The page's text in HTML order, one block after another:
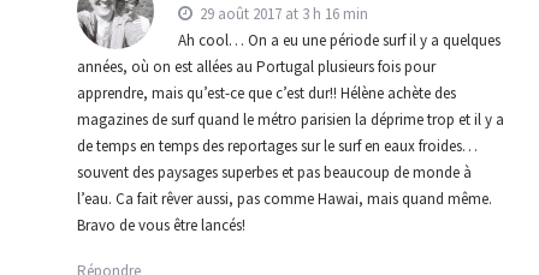
29 août 2017 at 3 h 16 min
Ah cool… On a eu une période surf il y a quelques
années, où on est allées au Portugal plusieurs fois pour
apprendre, mais qu’est-ce que c’est dur!! Hélène achète des
magazines de surf quand le métro parisien la déprime trop et il y a
de temps en temps des reportages sur le surf en eaux froides…
souvent des paysages superbes et pas beaucoup de monde à
l’eau. Ca fait rêver aussi, pas comme Hawai, mais quand même.
Bravo de vous être lancés!